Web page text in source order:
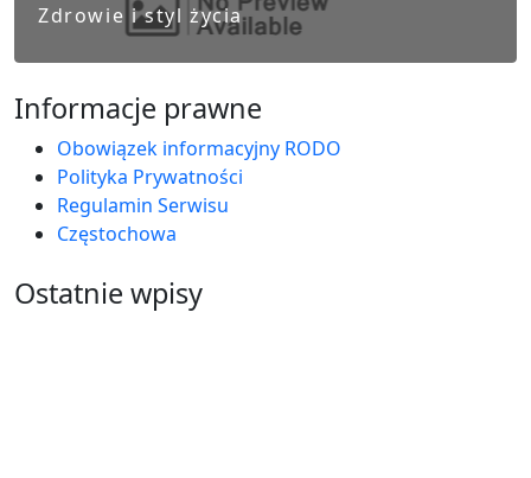
Zdrowie i styl życia
Informacje prawne
Obowiązek informacyjny RODO
Polityka Prywatności
Regulamin Serwisu
Częstochowa
Ostatnie wpisy